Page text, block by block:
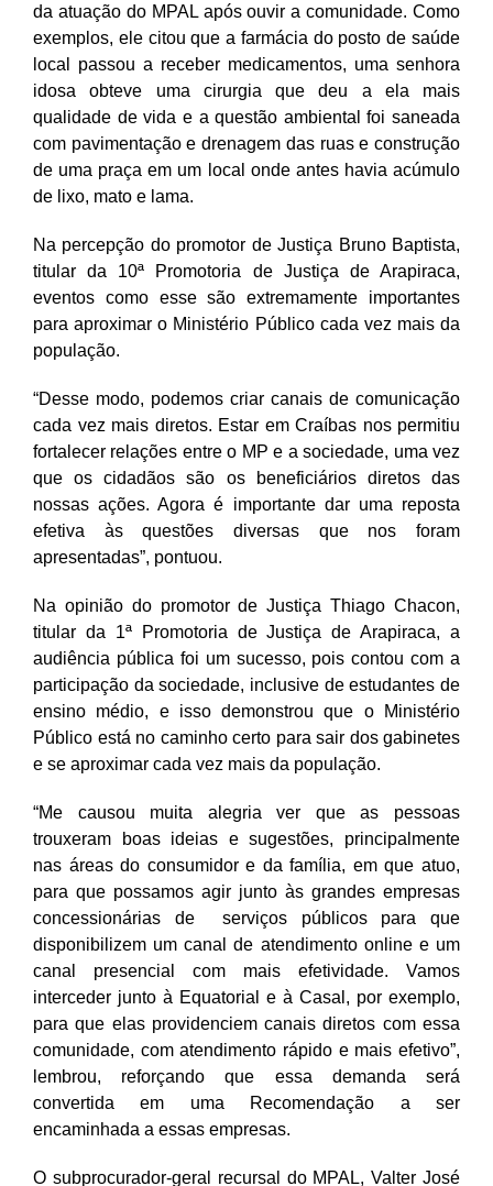
da atuação do MPAL após ouvir a comunidade. Como
exemplos, ele citou que a farmácia do posto de saúde
local passou a receber medicamentos, uma senhora
idosa obteve uma cirurgia que deu a ela mais
qualidade de vida e a questão ambiental foi saneada
com pavimentação e drenagem das ruas e construção
de uma praça em um local onde antes havia acúmulo
de lixo, mato e lama.
Na percepção do promotor de Justiça Bruno Baptista,
titular da 10ª Promotoria de Justiça de Arapiraca,
eventos como esse são extremamente importantes
paraaproximar o Ministério Públicocada vez mais da
popu ação.
“Desse modo, podemos criar canais de comunicação
cada vez mais diretos. Estar em Craíbas nos permitiu
fortalecer relações entre o MP e a sociedade, uma vez
queos cidadãos são os beneficiários diretos das
nossas ações. Agora é importante dar uma reposta
efetiva àsquestões diversas que nos foram
apresentadas”, pontuou.
Na opinião do promotor de Justiça Thiago Chacon,
titular da 1ª Promotoria de Justiça de Arapiraca, a
audiência pública foi um sucesso, pois contou com a
participação da sociedade, inclusive de estudantes de
ensino médio, e isso demonstrou que o Ministério
Público está no caminho certo para sair dos gabinetes
e se aproximar cada vez mais da população.
“Me causou muita alegria ver que as pessoas
trouxeram boas ideias e sugestões, principalmente
nas áreas do consumidor e da família, em que atuo,
para que possamos agir junto às grandes empresas
concessionárias de serviços públicos para que
disponibilizem um canal de atendimento online e um
canal presencial com mais efetividade. Vamos
interceder junto à Equatorial e à Casal, por exemplo,
para que elas providenciem canais diretos com essa
comunidade, com atendimento rápido e mais efetivo”,
lembrou, reforçando que essa demanda será
convertida em uma Recomendação a ser
encaminhada a essas empresas.
O subprocurador-geral recursal do MPAL, Valter José